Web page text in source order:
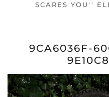
SCARES YOU''
9CA6036F-